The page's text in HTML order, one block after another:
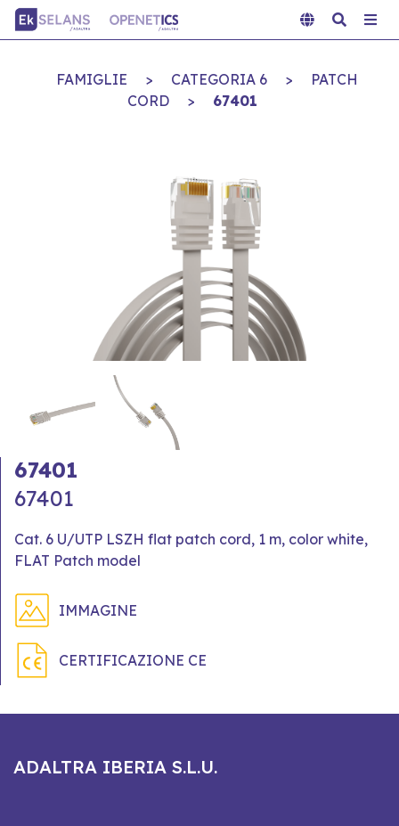
FAMIGLIE > CATEGORIA 6 >
PATCH
CORD
> 67401
67401
67401
Cat. 6 U/UTP LSZH flat patch cord, 1 m, color white,
FLAT Patch model
IMMAGINE
CERTIFICAZIONE CE
ADALTRA IBERIA S.L.U.